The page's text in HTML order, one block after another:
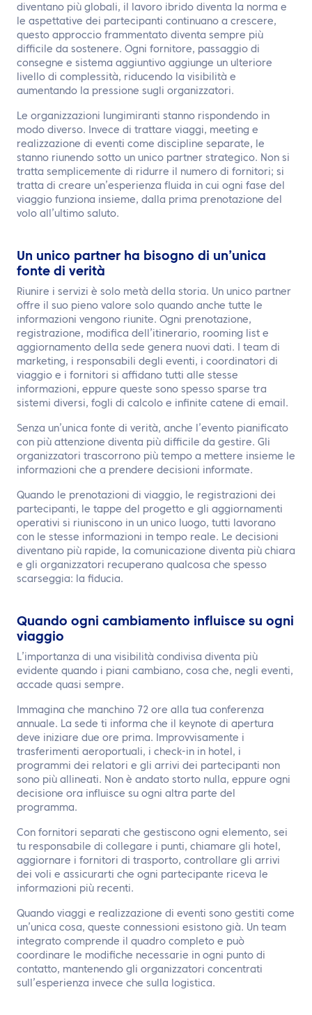
diventano più globali, il lavoro ibrido diventa la norma e
le aspettative dei partecipanti continuano a crescere,
questo approccio frammentato diventa sempre più
difficile da sostenere. Ogni fornitore, passaggio di
consegne e sistema aggiuntivo aggiunge un ulteriore
livello di complessità, riducendo la visibilità e
aumentando la pressione sugli organizzatori.
Le organizzazioni lungimiranti stanno rispondendo in
modo diverso. Invece di trattare viaggi, meeting e
realizzazione di eventi come discipline separate, le
stanno riunendo sotto un unico partner strategico. Non si
tratta semplicemente di ridurre il numero di fornitori; si
tratta di creare un’esperienza fluida in cui ogni fase del
viaggio funziona insieme, dalla prima prenotazione del
volo all’ultimo saluto.
Un unico partner ha bisogno di un’unica
fonte di verità
Riunire i servizi è solo metà della storia. Un unico partner
offre il suo pieno valore solo quando anche tutte le
informazioni vengono riunite. Ogni prenotazione,
registrazione, modifica dell’itinerario, rooming list e
aggiornamento della sede genera nuovi dati. I team di
marketing, i responsabili degli eventi, i coordinatori di
viaggio e i fornitori si affidano tutti alle stesse
informazioni, eppure queste sono spesso sparse tra
sistemi diversi, fogli di calcolo e infinite catene di email.
Senza un’unica fonte di verità, anche l’evento pianificato
con più attenzione diventa più difficile da gestire. Gli
organizzatori trascorrono più tempo a mettere insieme le
informazioni che a prendere decisioni informate.
Quando le prenotazioni di viaggio, le registrazioni dei
partecipanti, le tappe del progetto e gli aggiornamenti
operativi si riuniscono in un unico luogo, tutti lavorano
con le stesse informazioni in tempo reale. Le decisioni
diventano più rapide, la comunicazione diventa più chiara
e gli organizzatori recuperano qualcosa che spesso
scarseggia: la fiducia.
Quando ogni cambiamento influisce su ogni
viaggio
L’importanza di una visibilità condivisa diventa più
evidente quando i piani cambiano, cosa che, negli eventi,
accade quasi sempre.
Immagina che manchino 72 ore alla tua conferenza
annuale. La sede ti informa che il keynote di apertura
deve iniziare due ore prima. Improvvisamente i
trasferimenti aeroportuali, i check-in in hotel, i
programmi dei relatori e gli arrivi dei partecipanti non
sono più allineati. Non è andato storto nulla, eppure ogni
decisione ora influisce su ogni altra parte del
programma.
Con fornitori separati che gestiscono ogni elemento, sei
tu responsabile di collegare i punti, chiamare gli hotel,
aggiornare i fornitori di trasporto, controllare gli arrivi
dei voli e assicurarti che ogni partecipante riceva le
informazioni più recenti.
Quando viaggi e realizzazione di eventi sono gestiti come
un’unica cosa, queste connessioni esistono già. Un team
integrato comprende il quadro completo e può
coordinare le modifiche necessarie in ogni punto di
contatto, mantenendo gli organizzatori concentrati
sull’esperienza invece che sulla logistica.